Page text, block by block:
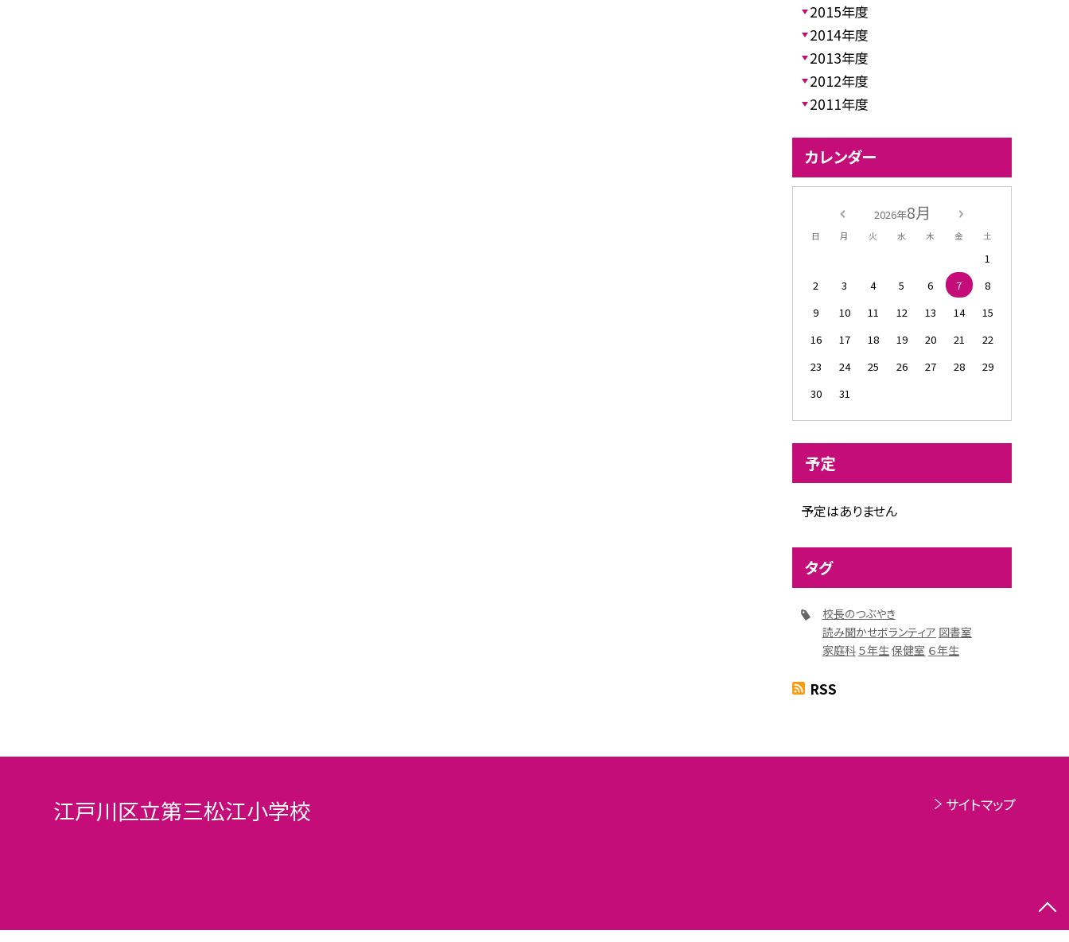
2015年度
2014年度
2013年度
2012年度
2011年度
カレンダー
2026年8月
日 月 火 水 木 金 土
1
2
3 4 5 6 7
8
9
10 11 12 13 14
15
16
17 18 19 20 21
22
23
24 25 26 27 28
29
30
31
予定
予定はありません
タグ
校長のつぶやき
読み聞かせボランティア 図書室
家庭科 ５年生保健室 ６年生
RSS
江戸川区立第三松江小学校 サイトマップ